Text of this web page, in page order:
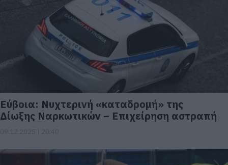
Εύβοια: Νυχτερινή «καταδρομή» της
Δίωξης Ναρκωτικών – Επιχείρηση αστραπή